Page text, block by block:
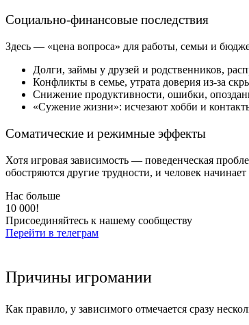
Социально-финансовые последствия
Здесь — «цена вопроса» для работы, семьи и
Долги, займы у друзей и родственников,
Конфликты в семье, утрата доверия из-за
Снижение продуктивности, ошибки,
«Сужение жизни»: исчезают хобби и
Соматические и режимные эффекты
Хотя игровая зависимость — поведенческая
обостряются другие трудности, и человек
Нас больше
10 000!
Присоединяйтесь к нашему сообществу
Перейти в телеграм
Причины игромании
Как правило, у зависимого отмечается сразу